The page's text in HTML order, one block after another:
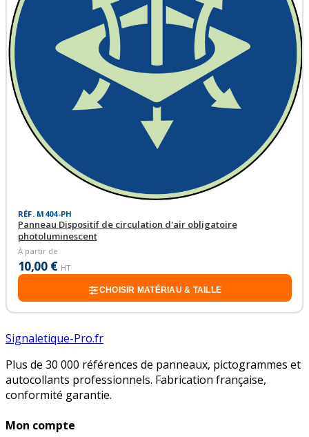
RÉF. M404-PH
Panneau Dispositif de circulation d'air obligatoire
photoluminescent
À partir de
10,00 € HT
CHOISIR MATÉRIAU & TAILLE
Signaletique-Pro.fr
Plus de 30 000 références de panneaux, pictogrammes et
autocollants professionnels. Fabrication française,
conformité garantie.
Mon compte